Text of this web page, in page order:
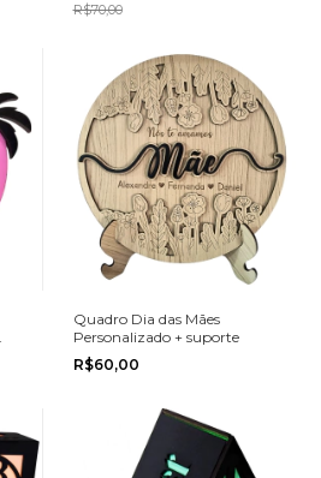
R$70,00
Quadro Dia das Mães
Personalizado + suporte
R$60,00